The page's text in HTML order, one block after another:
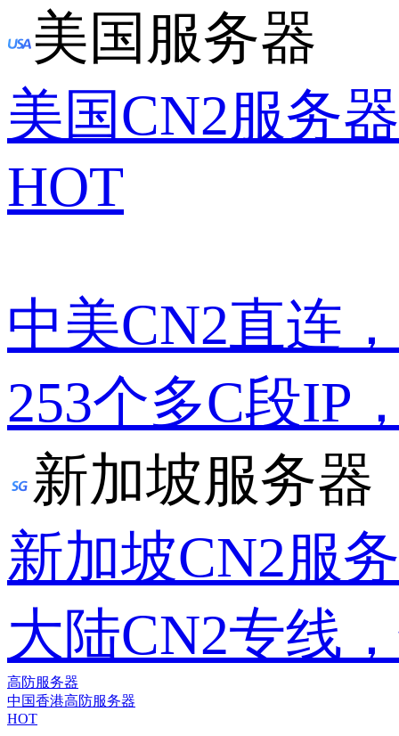
美国服务器
美国CN2服务器
HOT
中美CN2直连
253个多C段IP
新加坡服务器
新加坡CN2服
大陆CN2专线
高防服务器
中国香港高防服务器
HOT